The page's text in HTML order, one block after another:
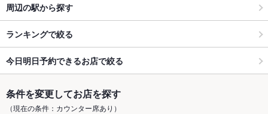
周辺の駅から探す
ランキングで絞る
今日明日予約できるお店で絞る
条件を変更してお店を探す
（現在の条件：カウンター席あり）